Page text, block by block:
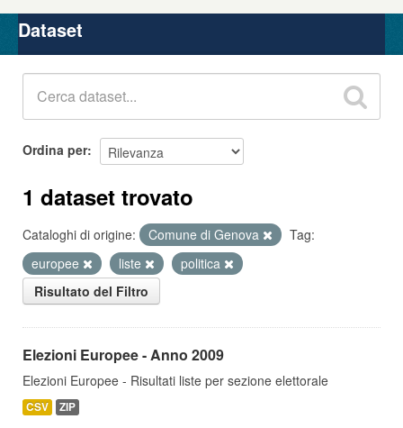
Organizzazioni
Gruppi
Dataset
Ordina per
1 dataset trovato
Cataloghi di origine: Comune di Genova
Tag:
europee
liste
politica
Risultato del Filtro
Elezioni Europee - Anno 2009
Elezioni Europee - Risultati liste per sezione elettorale
CSV ZIP